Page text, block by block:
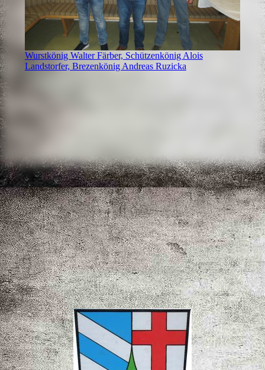
Wurstkönig Walter Färber, Schützenkönig Alois
Landstorfer, Brezenkönig Andreas Ruzicka